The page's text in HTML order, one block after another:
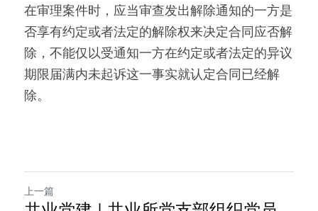
在审理案件时，应当审查发出解除通知的一方是
否享有约定或者法定的解除权来决定合同应否解
除，不能仅以受通知一方在约定或者法定的异议
期限届满内未起诉这一事实就认定合同已经解
除。
上一篇